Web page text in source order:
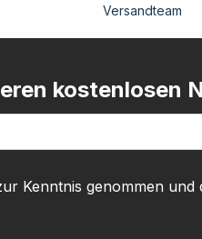
Versandteam
kostenlosen
Kenntnis genommen und